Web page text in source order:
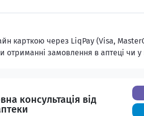
карткою через LiqPay (Visa,
отриманні замовлення в аптеці чи у
консультація від